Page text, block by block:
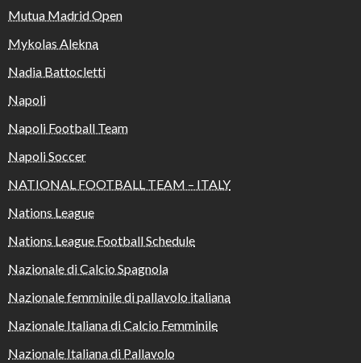
Mutua Madrid Open
Mykolas Alekna
Nadia Battocletti
Napoli
Napoli Football Team
Napoli Soccer
NATIONAL FOOTBALL TEAM – ITALY
Nations League
Nations League Football Schedule
Nazionale di Calcio Spagnola
Nazionale femminile di pallavolo italiana
Nazionale Italiana di Calcio Femminile
Nazionale Italiana di Pallavolo